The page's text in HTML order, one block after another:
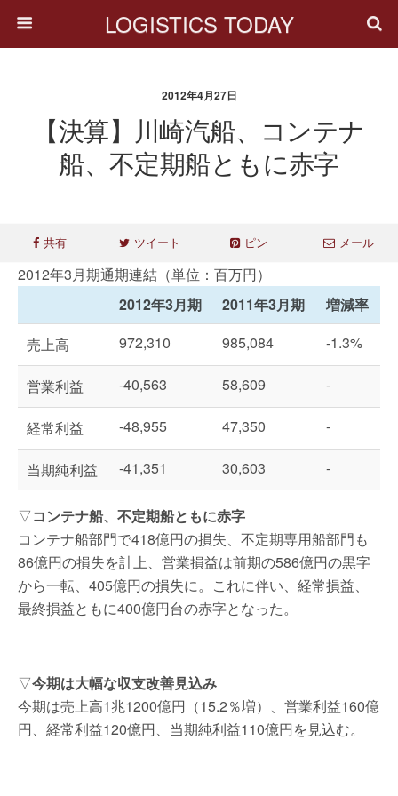
LOGISTICS TODAY
2012年4月27日
【決算】川崎汽船、コンテナ
船、不定期船ともに赤字
共有 ツイート ピン メール
2012年3月期通期連結（単位：百万円）
2012年3月期
2011年3月期
増減率
売上高
972,310 985,084 -1.3%
営業利益 -40,563 58,609 -
経常利益 -48,955 47,350 -
当期純利益 -41,351 30,603 -
▽コンテナ船、不定期船ともに赤字
コンテナ船部門で418億円の損失、不定期専用船部門も
86億円の損失を計上、営業損益は前期の586億円の黒字
から一転、405億円の損失に。これに伴い、経常損益、
最終損益ともに400億円台の赤字となった。
▽今期は大幅な収支改善見込み
今期は売上高1兆1200億円（15.2％増）、営業利益160億
円、経常利益120億円、当期純利益110億円を見込む。